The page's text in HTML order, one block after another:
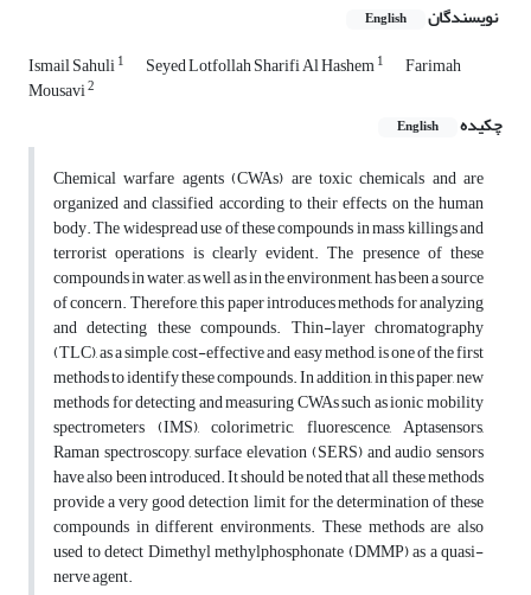
نویسندگان English
Ismail Sahuli1 Seyed Lotfollah Sharifi Al Hashem1 Farimah
Mousavi2
چکیده English
Chemical warfare agents (CWAs) are toxic chemicals and are
organized and classified according to their effects on the human
body. The widespread use of these compounds in mass killings and
terrorist operations is clearly evident. The presence of these
compounds in water, as well as in the environment, has been a source
of concern. Therefore, this paper introduces methods for analyzing
and detecting these compounds. Thin-layer chromatography
(TLC), as a simple, cost-effective and easy method, is one of the first
methods to identify these compounds. In addition, in this paper, new
methods for detecting and measuring CWAs such as ionic mobility
spectrometers (IMS), colorimetric, fluorescence, Aptasensors,
Raman spectroscopy, surface elevation (SERS) and audio sensors
have also been introduced. It should be noted that all these methods
provide a very good detection limit for the determination of these
compounds in different environments. These methods are also
used to detect Dimethyl methylphosphonate (DMMP) as a quasi-
nerve agent.